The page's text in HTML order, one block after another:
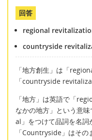
回答
regional
countryside
「地方創生」は「
「countryside
「地方」は英語で「
なかの地方」という意
al」をつけて品詞を名詞
「Countryside」はそ